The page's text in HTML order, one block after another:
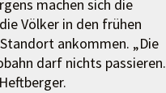
machen sich die
Völker in den frühen
ankommen. „Die
darf nichts passieren.